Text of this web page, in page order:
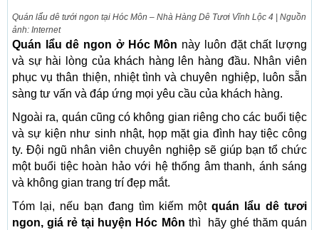
Quán lẩu dê tưới ngon tại Hóc Môn – Nhà Hàng Dê Tươi Vĩnh Lộc 4 | Nguồn
ảnh: Internet
Quán lẩu dê ngon ở Hóc Môn này luôn đặt chất lượng
và sự hài lòng của khách hàng lên hàng đầu. Nhân viên
phục vụ thân thiện, nhiệt tình và chuyên nghiệp, luôn sẵn
sàng tư vấn và đáp ứng mọi yêu cầu của khách hàng.
Ngoài ra, quán cũng có không gian riêng cho các buổi tiệc
và sự kiện như sinh nhật, họp mặt gia đình hay tiệc công
ty. Đội ngũ nhân viên chuyên nghiệp sẽ giúp bạn tổ chức
một buổi tiệc hoàn hảo với hệ thống âm thanh, ánh sáng
và không gian trang trí đẹp mắt.
Tóm lại, nếu bạn đang tìm kiếm một quán lẩu dê tươi
ngon, giá rẻ tại huyện Hóc Môn thì hãy ghé thăm quán